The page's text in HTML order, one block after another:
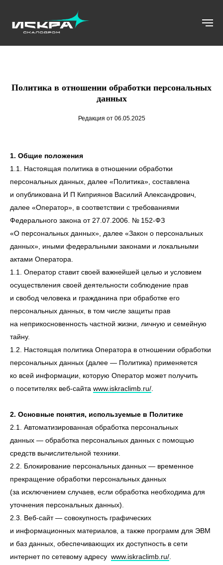
Политика в отношении обработки персональных
данных
Редакция от 06.05.2025
1. Общие положения
1.1. Настоящая политика в отношении обработки
персональных данных, далее «Политика», составлена
и опубликована И П Киприянов Василий Александрович,
далее «Оператор», в соответствии с требованиями
Федерального закона от 27.07.2006. № 152-ФЗ
«О персональных данных», далее «Закон о персональных
данных», иными федеральными законами и локальными
актами Оператора.
1.1. Оператор ставит своей важнейшей целью и условием
осуществления своей деятельности соблюдение прав
и свобод человека и гражданина при обработке его
персональных данных, в том числе защиты прав
на неприкосновенность частной жизни, личную и семейную
тайну.
1.2. Настоящая политика Оператора в отношении обработки
персональных данных (далее — Политика) применяется
ко всей информации, которую Оператор может получить
о посетителях веб-сайта www.iskraclimb.ru/
2. Основные понятия, используемые в Политике
2.1. Автоматизированная обработка персональных
данных — обработка персональных данных с помощью
средств вычислительной техники.
2.2. Блокирование персональных данных — временное
прекращение обработки персональных данных
(за исключением случаев, если обработка необходима для
уточнения персональных данных).
2.3. Веб-сайт — совокупность графических
и информационных материалов, а также программ для ЭВМ
и баз данных, обеспечивающих их доступность в сети
интернет по сетевому адресу www.iskraclimb.ru/